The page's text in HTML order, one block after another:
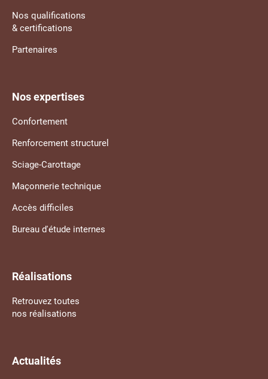
Nos qualifications
& certifications
Partenaires
Nos expertises
Confortement
Renforcement structurel
Sciage-Carottage
Maçonnerie technique
Accès difficiles
Bureau d'étude internes
Réalisations
Retrouvez toutes
nos réalisations
Actualités